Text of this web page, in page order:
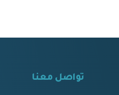
تواصل معنا